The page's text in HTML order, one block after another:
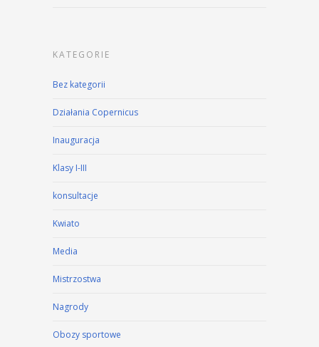
KATEGORIE
Bez kategorii
Działania Copernicus
Inauguracja
Klasy I-III
konsultacje
Kwiato
Media
Mistrzostwa
Nagrody
Obozy sportowe